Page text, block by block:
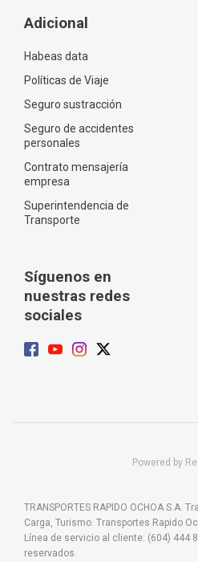
Adicional
Habeas data
Políticas de Viaje
Seguro sustracción
Seguro de accidentes
personales
Contrato mensajería
empresa
Superintendencia de
Transporte
Síguenos en
nuestras redes
sociales
Powered by
TRANSPORTES RAPIDO OCHOA S.A.
Carga, Turismo. Transportes Rapido
Línea de servicio al cliente: (604) 444
reservados.